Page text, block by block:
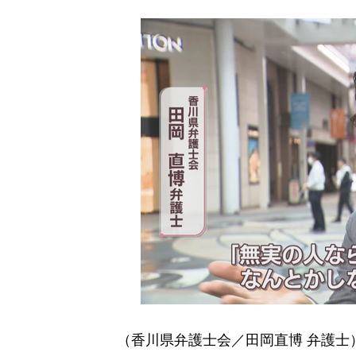
（香川県弁護士会／田岡直博 弁護士